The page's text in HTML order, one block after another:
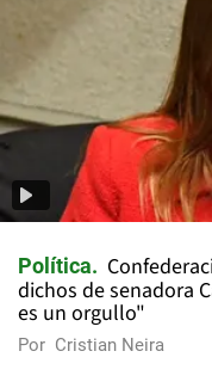
Política
dichos de senadora
es un orgullo"
Por Cristian Neira